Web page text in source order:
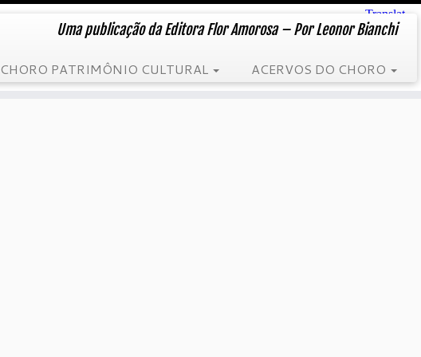
Uma publicação da Editora Flor Amorosa – Por Leonor Bianchi
CHORO PATRIMÔNIO CULTURAL ACERVOS DO CHORO